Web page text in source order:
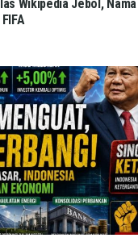
Wikipedia Jebol,